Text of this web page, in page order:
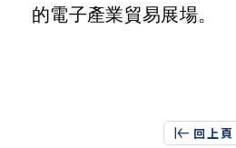
的電子產業貿易展場。
回上頁